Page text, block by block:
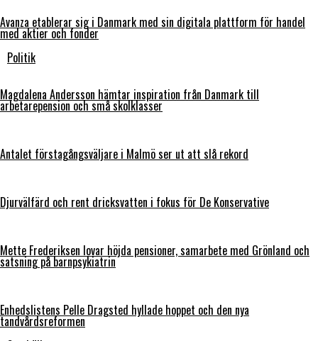
Avanza etablerar sig i Danmark med sin digitala plattform för handel
med aktier och fonder
Politik
Magdalena Andersson hämtar inspiration från Danmark till
arbetarepension och små skolklasser
Antalet förstagångsväljare i Malmö ser ut att slå rekord
Djurvälfärd och rent dricksvatten i fokus för De Konservative
Mette Frederiksen lovar höjda pensioner, samarbete med Grönland och
satsning på barnpsykiatrin
Enhedslistens Pelle Dragsted hyllade hoppet och den nya
tandvårdsreformen